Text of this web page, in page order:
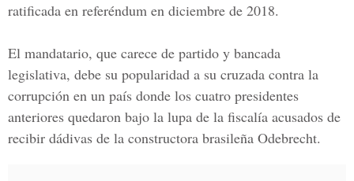
ratificada en referéndum en diciembre de 2018.
El mandatario, que carece de partido y bancada
legislativa, debe su popularidad a su cruzada contra la
corrupción en un país donde los cuatro presidentes
anteriores quedaron bajo la lupa de la fiscalía acusados de
recibir dádivas de la constructora brasileña Odebrecht.